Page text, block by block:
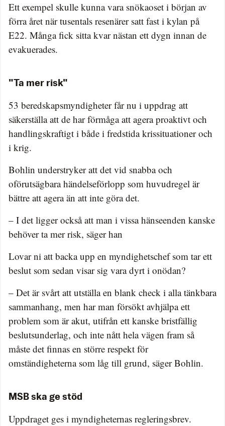
Ett exempel skulle kunna vara snökaoset i början av
förra året när tusentals resenärer satt fast i kylan på
E22. Många fick sitta kvar nästan ett dygn innan de
evakuerades.
"Ta mer risk"
53 beredskapsmyndigheter får nu i uppdrag att
säkerställa att de har förmåga att agera proaktivt och
handlingskraftigt i både i fredstida krissituationer och
i krig.
Bohlin understryker att det vid snabba och
oförutsägbara händelseförlopp som huvudregel är
bättre att agera än att inte göra det.
– I det ligger också att man i vissa hänseenden kanske
behöver ta mer risk, säger han
Lovar ni att backa upp en myndighetschef som tar ett
beslut som sedan visar sig vara dyrt i onödan?
– Det är svårt att utställa en blank check i alla tänkbara
sammanhang, men har man försökt avhjälpa ett
problem som är akut, utifrån ett kanske bristfällig
beslutsunderlag, och inte nått hela vägen fram så
måste det finnas en större respekt för
omständigheterna som låg till grund, säger Bohlin.
MSB ska ge stöd
Uppdraget ges i myndigheternas regleringsbrev.